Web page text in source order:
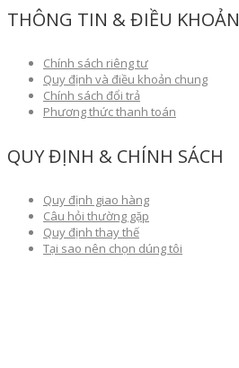
THÔNG TIN & ĐIỀU KHOẢN
Chính sách riêng tư
Quy định và điều khoản chung
Chính sách đổi trả
Phương thức thanh toán
QUY ĐỊNH & CHÍNH SÁCH
Quy định giao hàng
Câu hỏi thường gặp
Quy định thay thế
Tại sao nên chọn dúng tôi